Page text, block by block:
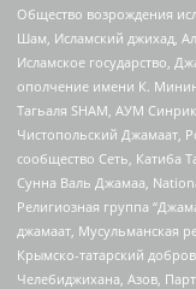
Общество возрождения
Шам, Исламский джихад,
Исламское государство,
ополчение имени К.
Тагьаля SHAM, АУМ
Чистопольский Джамаат,
сообщество Сеть, Катиба
Сунна Валь Джамаа,
Религиозная группа
джамаат, Мусульманская
Крымско-татарский
Челебиджихана, Азов,